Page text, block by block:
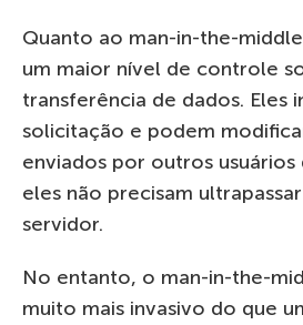
Quanto ao man-in-the-
um maior nível de controle
transferência de dados. Eles
solicitação e podem
enviados por outros usuários
eles não precisam
servidor.
No entanto, o man-in-the-
muito mais invasivo do que